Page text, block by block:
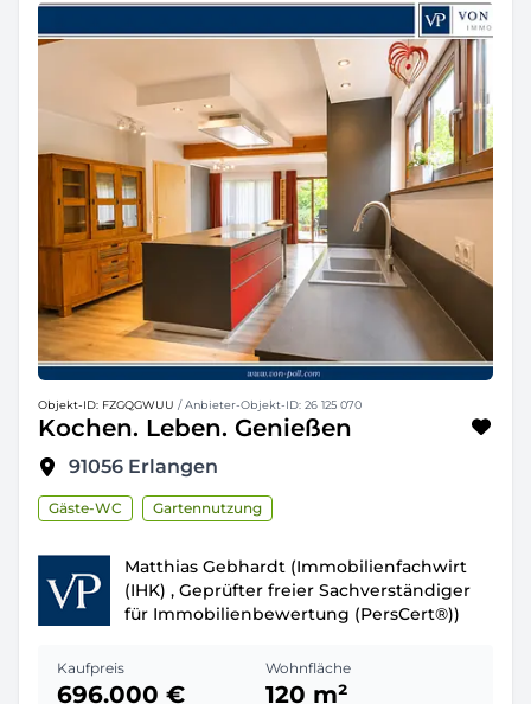
Objekt-ID: FZGQGWUU / Anbieter-Objekt-ID: 26 125 070
Kochen. Leben. Genießen
91056 Erlangen
Gäste-WC Gartennutzung
Matthias Gebhardt (Immobilienfachwirt
(IHK) , Geprüfter freier Sachverständiger
für Immobilienbewertung (PersCert®))
Kaufpreis
696.000 €
Wohnfläche
120 m²